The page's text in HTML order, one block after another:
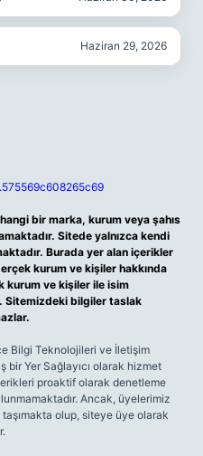
Haziran 29, 2026
bir marka, kurum veya şahıs
Sitede yalnızca kendi
Burada yer alan içerikler
kurum ve kişiler hakkında
kurum ve kişiler ile isim
Sitemizdeki bilgiler taslak
Bilgi Teknolojileri ve İletişim
bir Yer Sağlayıcı olarak hizmet
proaktif olarak denetleme
Ancak, üyelerimiz
olup, siteye üye olarak